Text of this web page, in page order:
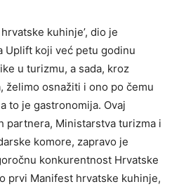
kuhinje’, dio je
Uplift koji već petu godinu
u turizmu, a sada, kroz
želimo osnažiti i ono po čemu
to je gastronomija. Ovaj
partnera, Ministarstva turizma i
komore, zapravo je
konkurentnost Hrvatske
prvi Manifest hrvatske kuhinje,